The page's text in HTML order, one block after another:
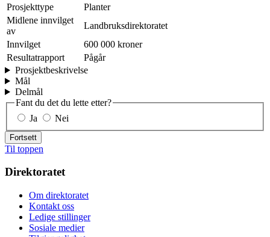
Prosjekttype
Planter
Midlene innvilget
av
Landbruksdirektoratet
Innvilget
600 000 kroner
Resultatrapport
Pågår
Prosjektbeskrivelse
Mål
Delmål
Fant du det du lette etter?
Ja
Nei
Fortsett
Til toppen
Direktoratet
Om direktoratet
Kontakt oss
Ledige stillinger
Sosiale medier